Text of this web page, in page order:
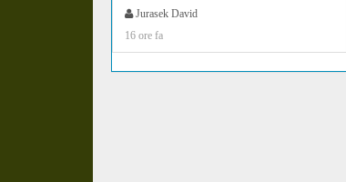
Jurasek David
16 ore fa